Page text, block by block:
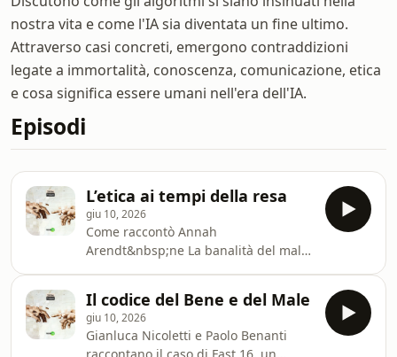
nostra vita e come l'IA sia diventata un fine ultimo.
Attraverso casi concreti, emergono contraddizioni
legate a immortalità, conoscenza, comunicazione, etica
e cosa significa essere umani nell'era dell'IA.
Episodi
L’etica ai tempi della resa
giu 10, 2026
Come raccontò Annah
Arendt&nbsp;ne La banalità del male,
discolpa: “Ho soltanto obbedito agli
ordini”, in un’assenza totale di
coscienza e di responsabilità.Anche
Il codice del Bene e del Male
giu 10, 2026
Gianluca Nicoletti e Paolo Benanti